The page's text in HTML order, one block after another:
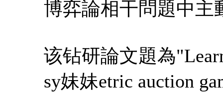
博弈論相干問題中主
该钻研論文題為
sy妹妹etric auction